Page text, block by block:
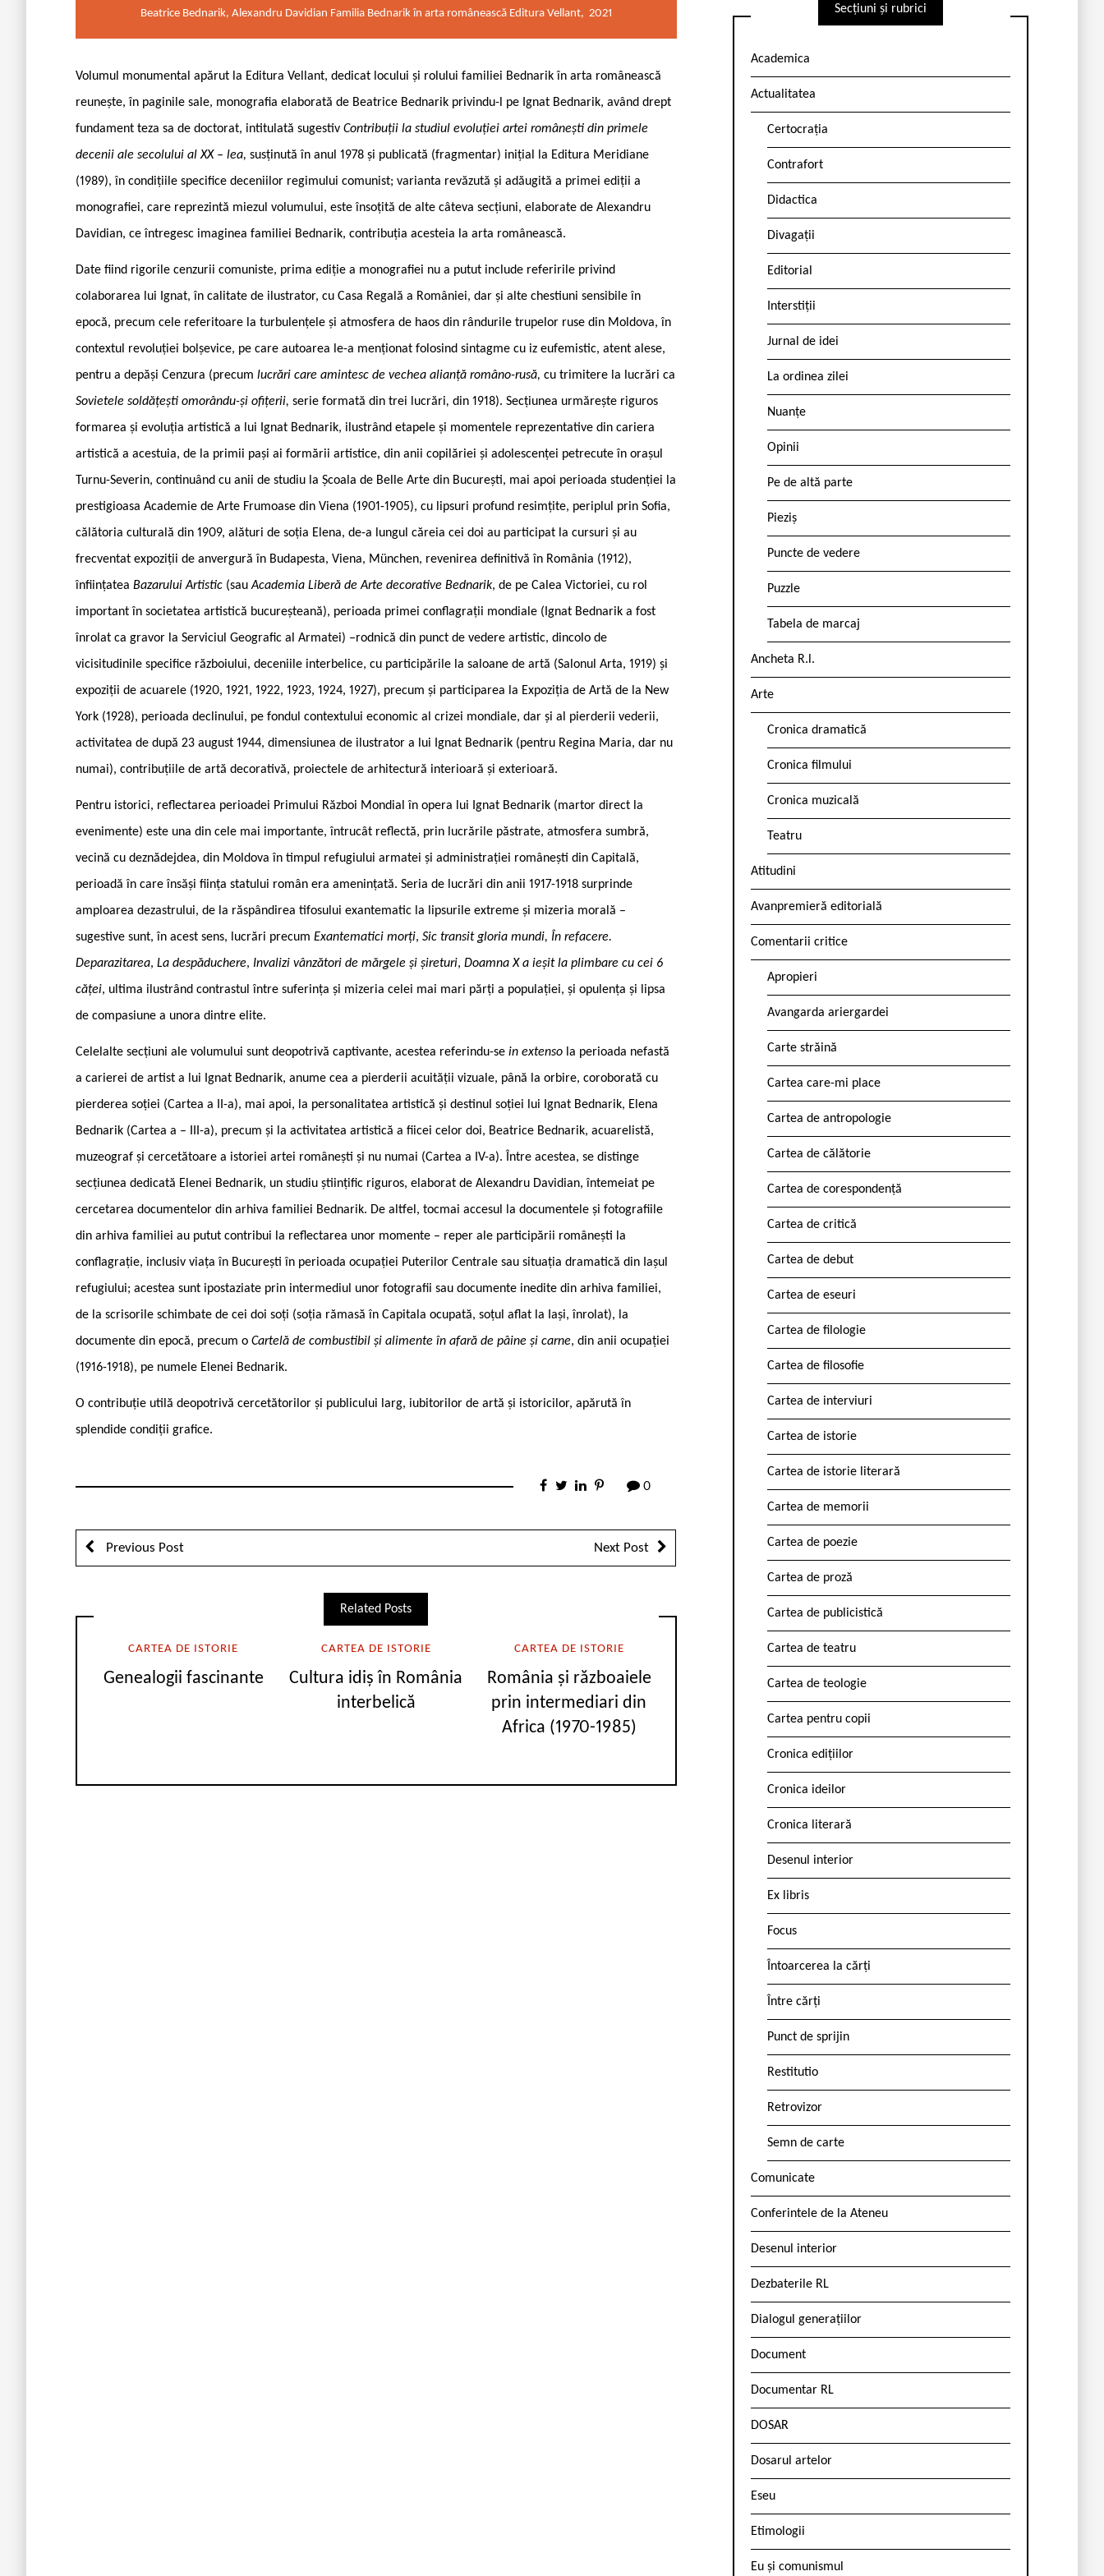
Beatrice Bednarik, Alexandru Davidian Familia Bednarik în arta românească Editura Vellant, 2021
Volumul monumental apărut la Editura Vellant, dedicat locului și rolului familiei Bednarik în arta românească
reunește, în paginile sale, monografia elaborată de Beatrice Bednarik privindu-l pe Ignat Bednarik, având drept
fundament teza sa de doctorat, intitulată sugestiv Contribuții la studiul evoluției artei românești din primele
decenii ale secolului al XX – lea, susținută în anul 1978 și publicată (fragmentar) inițial la Editura Meridiane
(1989), în condițiile specifice deceniilor regimului comunist; varianta revăzută și adăugită a primei ediții a
monografiei, care reprezintă miezul volumului, este însoțită de alte câteva secțiuni, elaborate de Alexandru
Davidian, ce întregesc imaginea familiei Bednarik, contribuția acesteia la arta românească.
Date fiind rigorile cenzurii comuniste, prima ediție a monografiei nu a putut include referirile privind
colaborarea lui Ignat, în calitate de ilustrator, cu Casa Regală a României, dar și alte chestiuni sensibile în
epocă, precum cele referitoare la turbulențele și atmosfera de haos din rândurile trupelor ruse din Moldova, în
contextul revoluției bolșevice, pe care autoarea le-a menționat folosind sintagme cu iz eufemistic, atent alese,
pentru a depăși Cenzura (precum lucrări care amintesc de vechea alianță româno-rusă, cu trimitere la lucrări ca
Sovietele soldățești omorându-și ofițerii, serie formată din trei lucrări, din 1918). Secțiunea urmărește riguros
formarea și evoluția artistică a lui Ignat Bednarik, ilustrând etapele și momentele reprezentative din cariera
artistică a acestuia, de la primii pași ai formării artistice, din anii copilăriei și adolescenței petrecute în orașul
Turnu-Severin, continuând cu anii de studiu la Școala de Belle Arte din București, mai apoi perioada studenției la
prestigioasa Academie de Arte Frumoase din Viena (1901-1905), cu lipsuri profund resimțite, periplul prin Sofia,
călătoria culturală din 1909, alături de soția Elena, de-a lungul căreia cei doi au participat la cursuri și au
frecventat expoziții de anvergură în Budapesta, Viena, München, revenirea definitivă în România (1912),
înființatea Bazarului Artistic (sauAcademia Liberă de Arte decorative Bednarik, de pe Calea Victoriei, cu rol
important în societatea artistică bucureșteană), perioada primei conflagrații mondiale (Ignat Bednarik a fost
înrolat ca gravor la Serviciul Geografic al Armatei) –rodnică din punct de vedere artistic, dincolo de
vicisitudinile specifice războiului, deceniile interbelice, cu participările la saloane de artă (Salonul Arta, 1919) și
expoziții de acuarele (1920, 1921, 1922, 1923, 1924, 1927), precum și participarea la Expoziția de Artă de la New
York (1928), perioada declinului, pe fondul contextului economic al crizei mondiale, dar și al pierderii vederii,
activitatea de după 23 august 1944, dimensiunea de ilustrator a lui Ignat Bednarik (pentru Regina Maria, dar nu
numai), contribuțiile de artă decorativă, proiectele de arhitectură interioară și exterioară.
Pentru istorici, reflectarea perioadei Primului Război Mondial în opera lui Ignat Bednarik (martor direct la
evenimente) este una din cele mai importante, întrucât reflectă, prin lucrările păstrate, atmosfera sumbră,
vecină cu deznădejdea, din Moldova în timpul refugiului armatei și administrației românești din Capitală,
perioadă în care însăși ființa statului român era amenințată. Seria de lucrări din anii 1917-1918 surprinde
amploarea dezastrului, de la răspândirea tifosului exantematic la lipsurile extreme și mizeria morală –
sugestive sunt, în acest sens, lucrări precum Exantematici morți, Sic transit gloria mundi, În refacere.
Deparazitarea, La despăduchere, Invalizi vânzători de mărgele și șireturi, Doamna X a ieșit la plimbare cu cei 6
căței, ultima ilustrând contrastul între suferința și mizeria celei mai mari părți a populației, și opulența și lipsa
de compasiune a unora dintre elite.
Celelalte secțiuni ale volumului sunt deopotrivă captivante, acestea referindu-se in extenso la perioada nefastă
a carierei de artist a lui Ignat Bednarik, anume cea a pierderii acuității vizuale, până la orbire, coroborată cu
pierderea soției (Cartea a II-a), mai apoi, la personalitatea artistică și destinul soției lui Ignat Bednarik, Elena
Bednarik (Cartea a – III-a), precum și la activitatea artistică a fiicei celor doi, Beatrice Bednarik, acuarelistă,
muzeograf și cercetătoare a istoriei artei românești și nu numai (Cartea a IV-a). Între acestea, se distinge
secțiunea dedicată Elenei Bednarik, un studiu științific riguros, elaborat de Alexandru Davidian, întemeiat pe
cercetarea documentelor din arhiva familiei Bednarik. De altfel, tocmai accesul la documentele și fotografiile
din arhiva familiei au putut contribui la reflectarea unor momente – reper ale participării românești la
conflagrație, inclusiv viața în București în perioada ocupației Puterilor Centrale sau situația dramatică din Iașul
refugiului; acestea sunt ipostaziate prin intermediul unor fotografii sau documente inedite din arhiva familiei,
de la scrisorile schimbate de cei doi soți (soția rămasă în Capitala ocupată, soțul aflat la Iași, înrolat), la
documente din epocă, precum o Cartelă de combustibil și alimente în afară de pâine și carne, din anii ocupației
(1916-1918), pe numele Elenei Bednarik.
O contribuție utilă deopotrivă cercetătorilor și publicului larg, iubitorilor de artă și istoricilor, apărută în
splendide condiții grafice.
0
Previous Post Next Post
Related Posts
CARTEA DE ISTORIE
Genealogii fascinante
CARTEA DE ISTORIE
Cultura idiș în România
interbelică
CARTEA DE ISTORIE
România și războaiele
prin intermediari din
Africa (1970-1985)
Secțiuni și rubrici
Academica
Actualitatea
Certocrația
Contrafort
Didactica
Divagații
Editorial
Interstiții
Jurnal de idei
La ordinea zilei
Nuanțe
Opinii
Pe de altă parte
Pieziș
Puncte de vedere
Puzzle
Tabela de marcaj
Ancheta R.l.
Arte
Cronica dramatică
Cronica filmului
Cronica muzicală
Teatru
Atitudini
Avanpremieră editorială
Comentarii critice
Apropieri
Avangarda ariergardei
Carte străină
Cartea care-mi place
Cartea de antropologie
Cartea de călătorie
Cartea de corespondență
Cartea de critică
Cartea de debut
Cartea de eseuri
Cartea de filologie
Cartea de filosofie
Cartea de interviuri
Cartea de istorie
Cartea de istorie literară
Cartea de memorii
Cartea de poezie
Cartea de proză
Cartea de publicistică
Cartea de teatru
Cartea de teologie
Cartea pentru copii
Cronica edițiilor
Cronica ideilor
Cronica literară
Desenul interior
Ex libris
Focus
Întoarcerea la cărți
Între cărți
Punct de sprijin
Restitutio
Retrovizor
Semn de carte
Comunicate
Conferintele de la Ateneu
Desenul interior
Dezbaterile RL
Dialogul generațiilor
Document
Documentar RL
DOSAR
Dosarul artelor
Eseu
Etimologii
Eu și comunismul